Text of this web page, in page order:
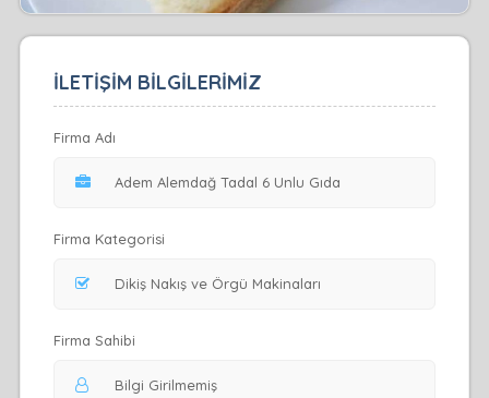
İLETİŞİM BİLGİLERİMİZ
Firma Adı
Firma Kategorisi
Firma Sahibi